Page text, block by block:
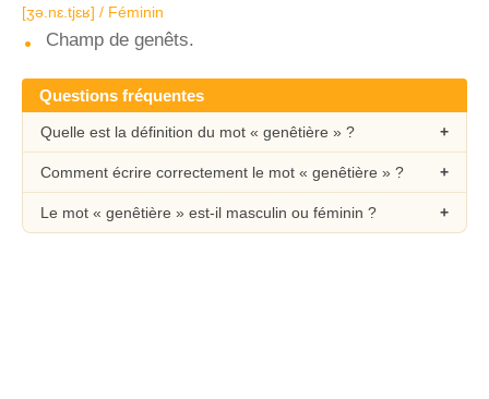
[ʒə.nɛ.tjɛʁ] / Féminin
Champ de genêts.
Questions fréquentes
Quelle est la définition du mot « genêtière » ?
Comment écrire correctement le mot « genêtière » ?
Le mot « genêtière » est-il masculin ou féminin ?